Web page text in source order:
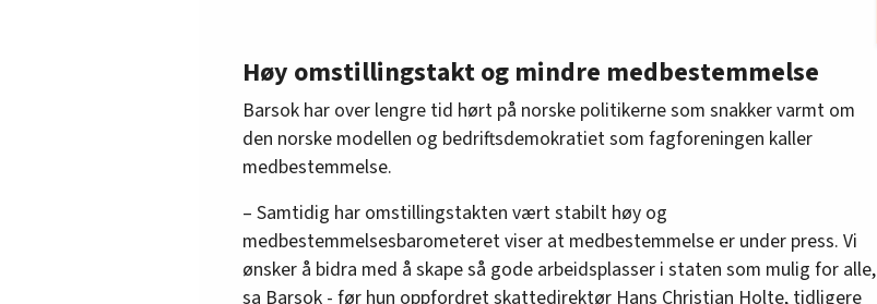
Høy omstillingstakt og mindre medbestemmelse
Barsok har over lengre tid hørt på norske politikerne som snakker varmt om
den norske modellen og bedriftsdemokratiet som fagforeningen kaller
medbestemmelse.
– Samtidig har omstillingstakten vært stabilt høy og
medbestemmelsesbarometeret viser at medbestemmelse er under press. Vi
ønsker å bidra med å skape så gode arbeidsplasser i staten som mulig for alle,
sa Barsok - før hun oppfordret skattedirektør Hans Christian Holte, tidligere